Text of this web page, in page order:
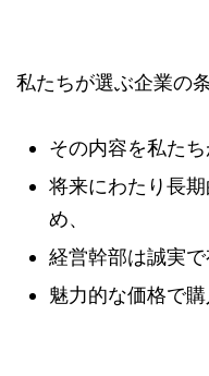
私たちが選ぶ企業の
その内容を私たち
将来にわたり長
め、
経営幹部は誠実で
魅力的な価格で購